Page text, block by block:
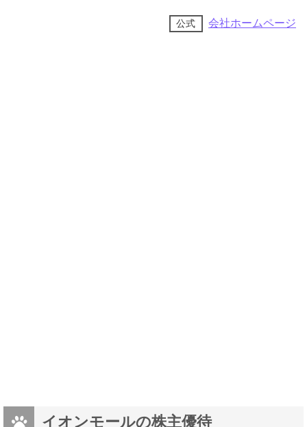
公式 会社ホームページ
イオンモールの株主優待